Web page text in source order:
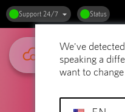
Support 24/7 Status
We've
speaking a
want to